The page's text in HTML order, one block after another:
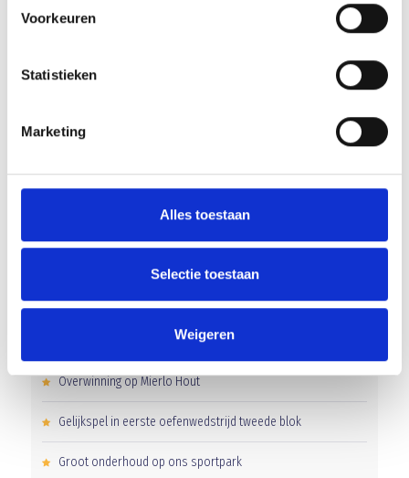
Voorkeuren
Statistieken
Marketing
Alles toestaan
Selectie toestaan
Weigeren
Blauwgeel 38`/Jumbo vierde dit weekend haar 75-jarig
75 jarig jubileum Blauw Geel’38/Jumbo
AANMELDEN LID
Overwinning op Mierlo Hout
Gelijkspel in eerste oefenwedstrijd tweede blok
Groot onderhoud op ons sportpark